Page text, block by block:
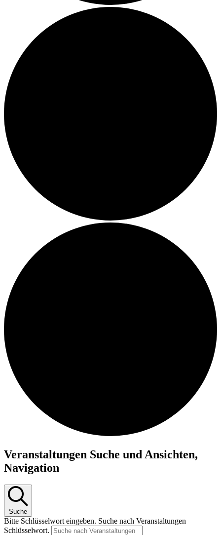
Veranstaltungen
Veranstaltungen Suche und Ansichten,
Navigation
Suche
Bitte Schlüsselwort eingeben. Suche nach Veranstaltungen
Schlüsselwort.